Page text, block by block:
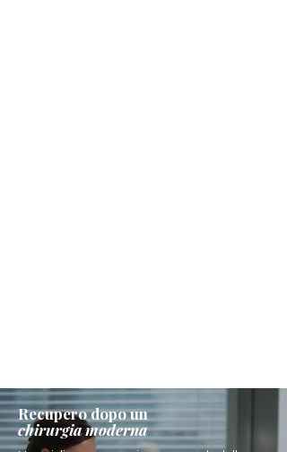
Recupero dopo un
chirurgia moderna